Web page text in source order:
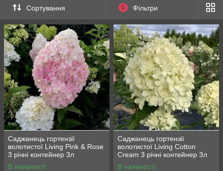
Сортування 0 Фільтри
Саджанець гортензії
волотистої Living Pink & Rose
3 річні контейнер 3л
В наявності
Саджанець гортензії
волотистої Living Сotton
Cream 3 річні контейнер 3л
В наявності